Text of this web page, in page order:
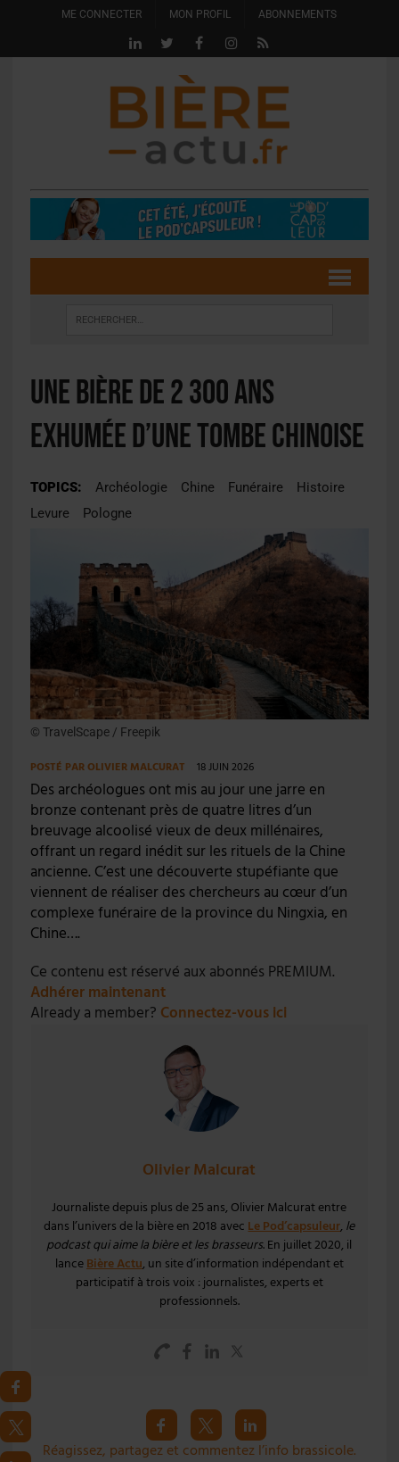
ME CONNECTER MON PROFIL ABONNEMENTS
Une bière de 2 300 ans
exhumée d’une tombe chinoise
TOPICS: Archéologie Chine Funéraire
Histoire
Levure
Pologne
© TravelScape / Freepik
POSTÉ PAROLIVIER MALCURAT 18 JUIN 2026
Des archéologues ont mis au jour une jarre en
bronze contenant près de quatre litres d’un
breuvage alcoolisé vieux de deux millénaires,
offrant un regard inédit sur les rituels de la Chine
ancienne. C’est une découverte stupéfiante que
viennent de réaliser des chercheurs au cœur d’un
complexe funéraire de la province du Ningxia, en
Chine….
Ce contenu est réservé aux abonnés PREMIUM.
Adhérer maintenant
Already a member? Connectez-vous ici
Olivier Malcurat
Journaliste depuis plus de 25 ans, Olivier Malcurat entre
dans l’univers de la bière en 2018 avecLe Pod’capsuleur, le
podcast qui aime la bière et les brasseurs. En juillet 2020, il
lanceBière Actu, un site d’information indépendant et
participatif à trois voix : journalistes, experts et
professionnels.
Réagissez, partagez et commentez l’info brassicole.